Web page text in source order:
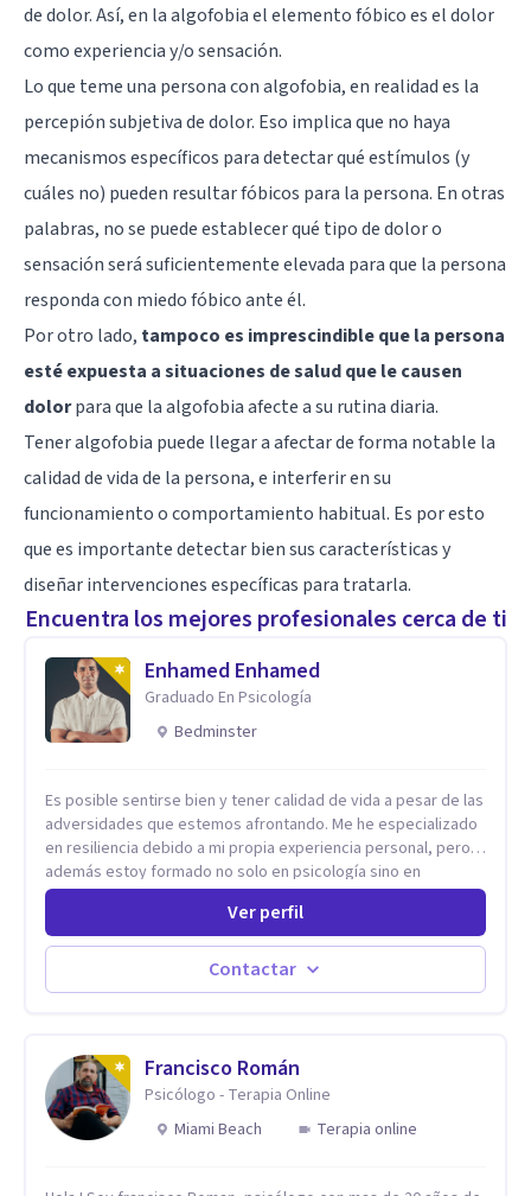
de dolor. Así, en la algofobia el elemento fóbico es el dolor
como experiencia y/o sensación.
Lo que teme una persona con algofobia, en realidad es la
percepión subjetiva de dolor. Eso implica que no haya
mecanismos específicos para detectar qué estímulos (y
cuáles no) pueden resultar fóbicos para la persona. En otras
palabras, no se puede establecer qué tipo de dolor o
sensación será suficientemente elevada para que la persona
responda con miedo fóbico ante él.
Por otro lado, tampoco es imprescindible que la persona
esté expuesta a situaciones de salud que le causen
dolorpara que la algofobia afecte a su rutina diaria.
Tener algofobia puede llegar a afectar de forma notable la
calidad de vida de la persona, e interferir en su
funcionamiento o comportamiento habitual. Es por esto
que es importante detectar bien sus características y
diseñar intervenciones específicas para tratarla.
Encuentra los mejores profesionales cerca de ti
Enhamed Enhamed
Graduado En Psicología
Bedminster
Es posible sentirse bien y tener calidad de vida a pesar de las
adversidades que estemos afrontando. Me he especializado
en resiliencia debido a mi propia experiencia personal, pero
además estoy formado no solo en psicología sino en
coaching y técnicas de alto impacto centradas en: depresión,
ansiedad y terapia de parejas. Sé que con el plan correcto y
el acompañamiento adecuado todo el mundo puede observar
cambios en menos de 5 sesiones. Mi experiencia profesional
me ha demostrado que no importan las dificultades sino las
Ver perfil
Contactar
Francisco Román
Psicólogo - Terapia Online
Miami Beach
Terapia online